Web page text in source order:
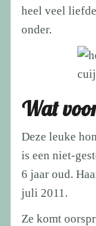
heel veel
onder.
Wat
Deze leuke
is een niet-
6 jaar oud.
juli 2011.
Ze komt